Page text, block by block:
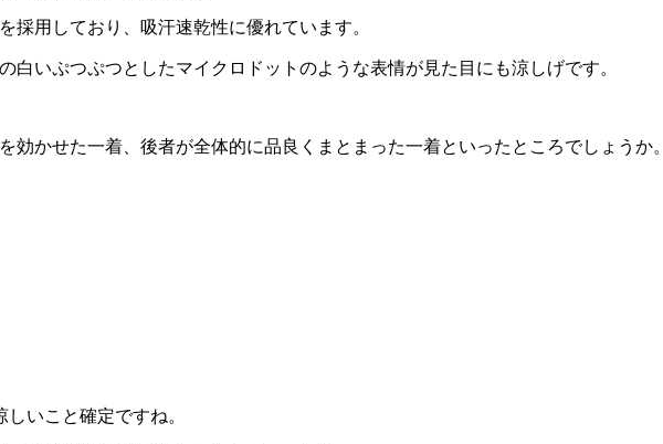
採用しており、吸汗速乾性に優れています。
白いぷつぷつとしたマイクロドットのような表情が見た目にも涼しげです。
効かせた一着、後者が全体的に品良くまとまった一着といったところでしょうか。
いこと確定ですね。